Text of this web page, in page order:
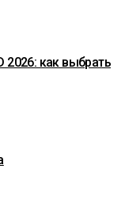
2026: как выбрать